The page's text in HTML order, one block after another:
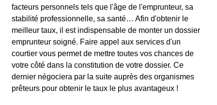
facteurs personnels tels que l'âge de l'emprunteur, sa
stabilité professionnelle, sa santé… Afin d'obtenir le
meilleur taux, il est indispensable de monter un dossier
emprunteur soigné. Faire appel aux services d'un
courtier vous permet de mettre toutes vos chances de
votre côté dans la constitution de votre dossier. Ce
dernier négociera par la suite auprès des organismes
prêteurs pour obtenir le taux le plus avantageux !